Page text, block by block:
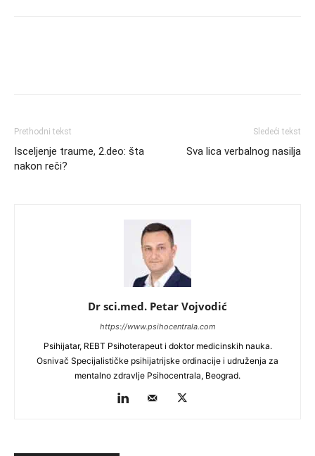
Prethodni tekst
Isceljenje traume, 2.deo: šta
nakon reči?
Sledeći tekst
Sva lica verbalnog nasilja
Dr sci.med. Petar Vojvodić
https://www.psihocentrala.com
Psihijatar, REBT Psihoterapeut i doktor medicinskih nauka.
Osnivač Specijalističke psihijatrijske ordinacije i udruženja za
mentalno zdravlje Psihocentrala, Beograd.